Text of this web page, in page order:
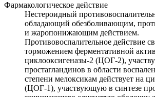
Фармакологическое действие
Нестероидный
обладающий обезболивающим,
и жаропонижающим действием.
Противовоспалительное действие
торможением ферментативной
циклооксигеназы-2 (ЦОГ-2),
простагландинов в области
степени мелоксикам действует на
(ЦОГ-1), участвующую в синтезе